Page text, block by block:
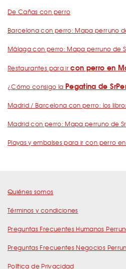
De Cañas con perro
Barcelona con perro: Mapa perruno
Málaga con perro: Mapa perruno de
Restaurantes para ircon perro en
¿Cómo consigo la Pegatina de
Madrid / Barcelona con perro: los
Madrid con perro: Mapa perruno de
Playas y embalses para ir con perro
Quiénes somos
Términos y condiciones
Preguntas Frecuentes Humanos
Preguntas Frecuentes Negocios
Política de Privacidad